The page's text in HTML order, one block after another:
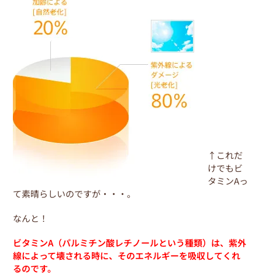
↑これだ
けでもビ
タミンAっ
て素晴らしいのですが・・・。
なんと！
ビタミンA（パルミチン酸レチノールという種類）は、紫外
線によって壊される時に、そのエネルギーを吸収してくれ
るのです。